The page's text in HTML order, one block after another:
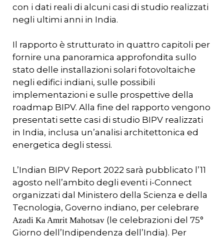
con i dati reali di alcuni casi di studio realizzati
negli ultimi anni in India.
Il rapporto è strutturato in quattro capitoli per
fornire una panoramica approfondita sullo
stato delle installazioni solari fotovoltaiche
negli edifici indiani, sulle possibili
implementazioni e sulle prospettive della
roadmap BIPV. Alla fine del rapporto vengono
presentati sette casi di studio BIPV realizzati
in India, inclusa un’analisi architettonica ed
energetica degli stessi.
L’Indian BIPV Report 2022 sarà pubblicato l’11
agosto nell’ambito degli eventi i-Connect
organizzati dal Ministero della Scienza e della
Tecnologia, Governo indiano, per celebrare
Azadi Ka Amrit Mahotsav (le celebrazioni del 75°
Giorno dell’Indipendenza dell’India). Per